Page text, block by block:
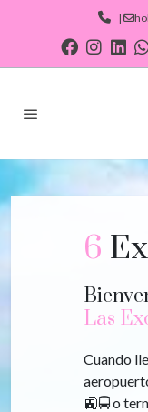
|
6
Las
Cuando
🚉🚍 o